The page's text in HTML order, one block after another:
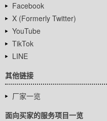
Facebook
X (Formerly Twitter)
YouTube
TikTok
LINE
其他链接
厂家一览
面向买家的服务项目一览